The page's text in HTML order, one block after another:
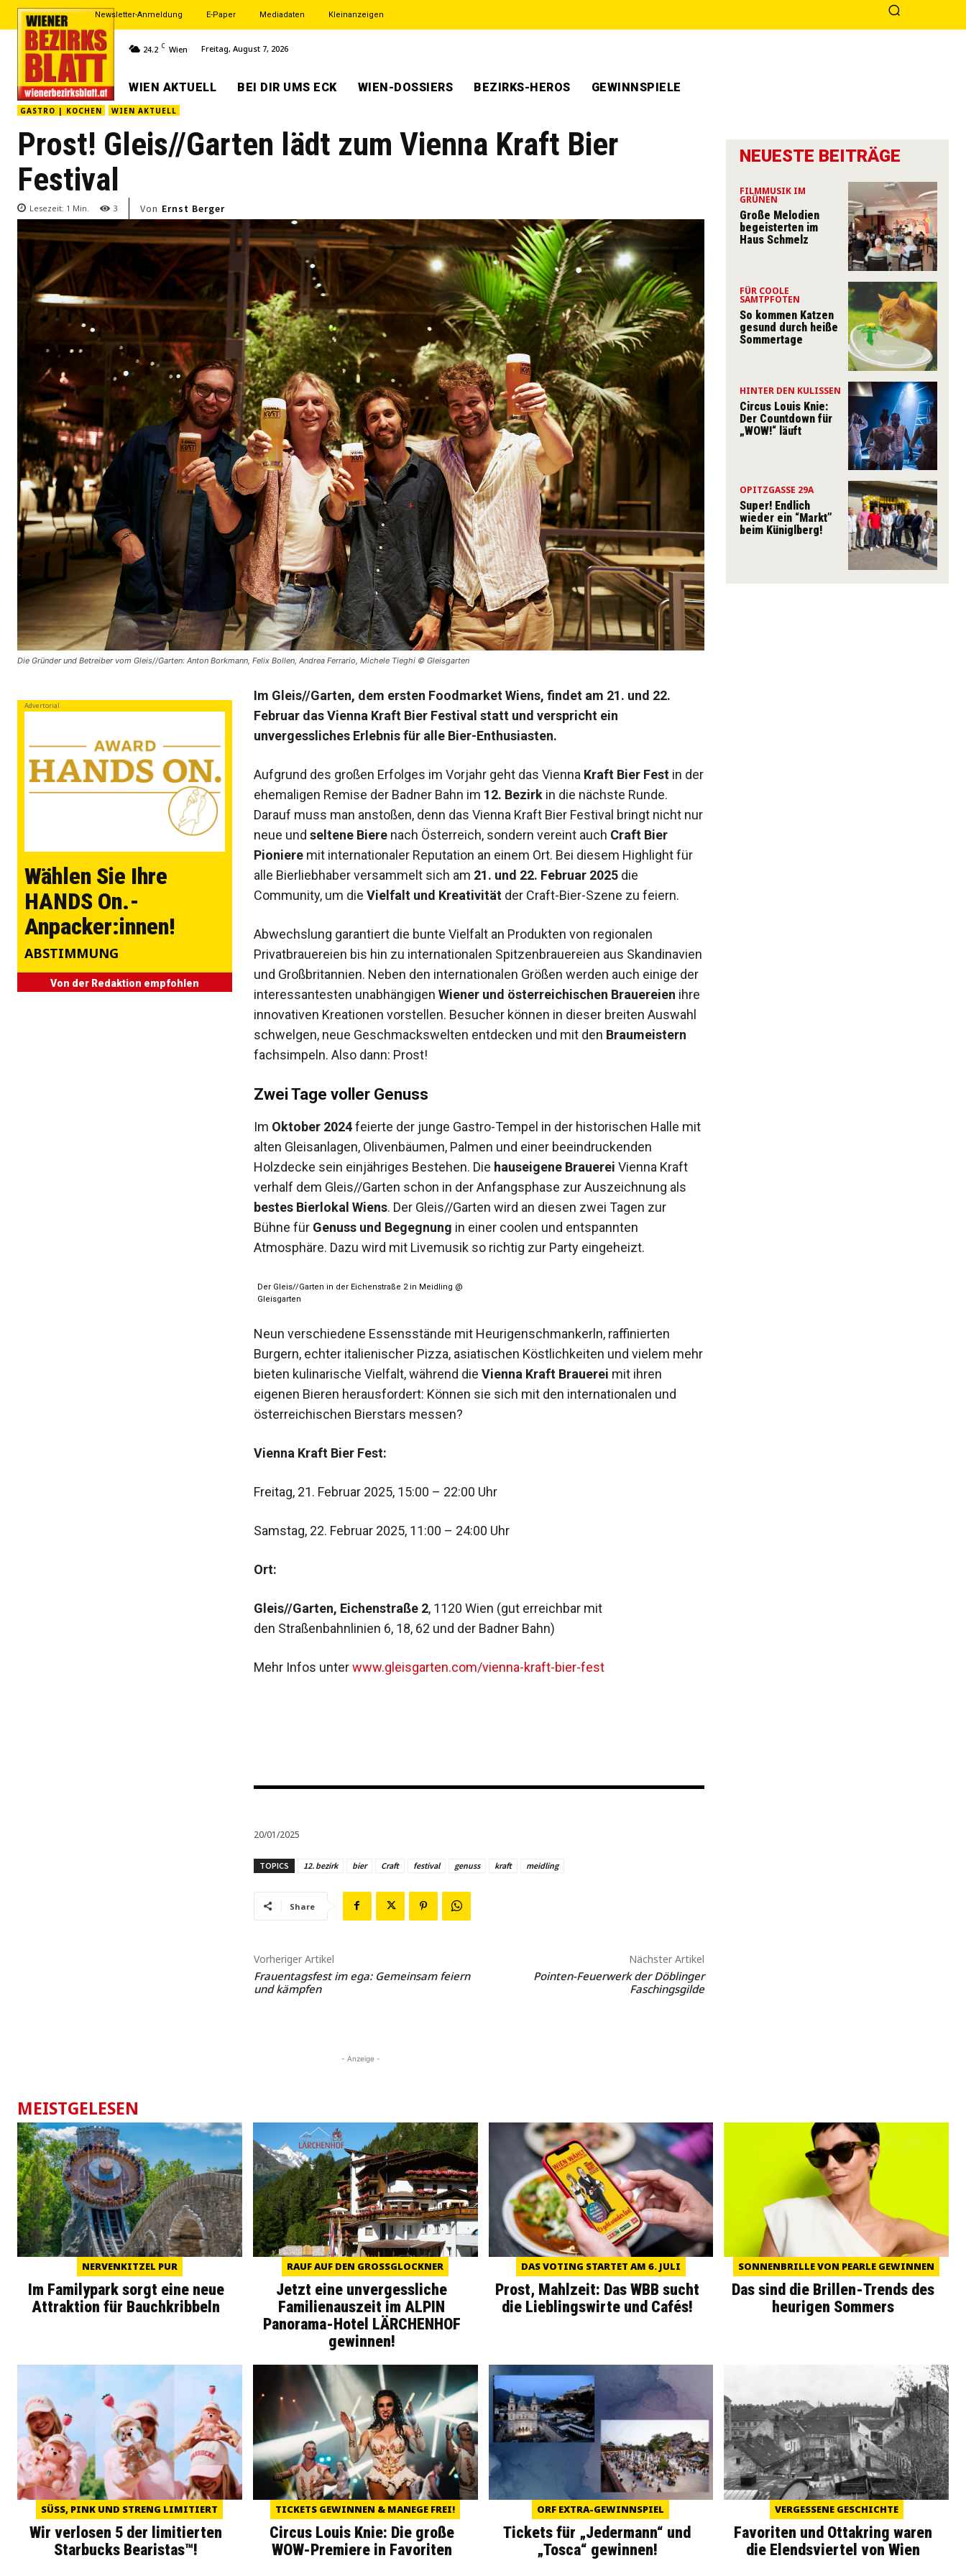
Newsletter-Anmeldung E-Paper Mediadaten Kleinanzeigen
24.2 C Wien Freitag, August 7, 2026
WIEN AKTUELL BEI DIR UMS ECK WIEN-DOSSIERS BEZIRKS-HEROS GEWINNSPIELE
GASTRO | KOCHEN WIEN AKTUELL
Prost! Gleis//Garten lädt zum Vienna Kraft Bier
Festival
Lesezeit: 1 Min. 3 Von Ernst Berger
Die Gründer und Betreiber vom Gleis//Garten: Anton Borkmann, Felix Bollen, Andrea Ferrario, Michele Tieghi © Gleisgarten
Advertorial
Wählen Sie Ihre
HANDS On.-
Anpacker:innen!
ABSTIMMUNG
Von der Redaktion empfohlen
Im Gleis//Garten, dem ersten Foodmarket Wiens, findet am 21. und 22.
Februar das Vienna Kraft Bier Festival statt und verspricht ein
unvergessliches Erlebnis für alle Bier-Enthusiasten.
Aufgrund des großen Erfolges im Vorjahr geht das Vienna Kraft Bier Festin der
ehemaligen Remise der Badner Bahn im 12. Bezirkin die nächste Runde.
Darauf muss man anstoßen, denn das Vienna Kraft Bier Festival bringt nicht nur
neue und seltene Bierenach Österreich, sondern vereint auch Craft Bier
Pionieremit internationaler Reputation an einem Ort. Bei diesem Highlight für
alle Bierliebhaber versammelt sich am 21. und 22. Februar 2025die
Community, um die Vielfalt und Kreativitätder Craft-Bier-Szene zu feiern.
Abwechslung garantiert die bunte Vielfalt an Produkten von regionalen
Privatbrauereien bis hin zu internationalen Spitzenbrauereien aus Skandinavien
und Großbritannien. Neben den internationalen Größen werden auch einige der
interessantesten unabhängigen Wiener und österreichischen Brauereien ihre
innovativen Kreationen vorstellen. Besucher können in dieser breiten Auswahl
schwelgen, neue Geschmackswelten entdecken und mit den Braumeistern
fachsimpeln. Also dann: Prost!
Zwei Tage voller Genuss
Im Oktober 2024feierte der junge Gastro-Tempel in der historischen Halle mit
alten Gleisanlagen, Olivenbäumen, Palmen und einer beeindruckenden
Holzdecke sein einjähriges Bestehen. Die hauseigene Brauerei Vienna Kraft
verhalf dem Gleis//Garten schon in der Anfangsphase zur Auszeichnung als
bestes Bierlokal Wiens. Der Gleis//Garten wird an diesen zwei Tagen zur
Bühne für Genuss und Begegnung in einer coolen und entspannten
Atmosphäre. Dazu wird mit Livemusik so richtig zur Party eingeheizt.
Der Gleis//Garten in der Eichenstraße 2 in Meidling @
Gleisgarten
Neun verschiedene Essensstände mit Heurigenschmankerln, raffinierten
Burgern, echter italienischer Pizza, asiatischen Köstlichkeiten und vielem mehr
bieten kulinarische Vielfalt, während die Vienna Kraft Brauerei mit ihren
eigenen Bieren herausfordert: Können sie sich mit den internationalen und
österreichischen Bierstars messen?
Vienna Kraft Bier Fest:
‍Freitag, 21. Februar 2025, 15:00 – 22:00 Uhr
Samstag, 22. Februar 2025, 11:00 – 24:00 Uhr
Ort:
Gleis//Garten, Eichenstraße 2, 1120 Wien (gut erreichbar mit
den Straßenbahnlinien 6, 18, 62 und der Badner Bahn)
Mehr Infos unterwww.gleisgarten.com/vienna-kraft-bier-fest
20/01/2025
TOPICS 12. bezirk bier Craft festival genuss kraft meidling
Share
Vorheriger Artikel
Frauentagsfest im ega: Gemeinsam feiern
und kämpfen
Nächster Artikel
Pointen-Feuerwerk der Döblinger
Faschingsgilde
- Anzeige -
NEUESTE BEITRÄGE
FILMMUSIK IM
GRÜNEN
Große Melodien
begeisterten im
Haus Schmelz
FÜR COOLE
SAMTPFOTEN
So kommen Katzen
gesund durch heiße
Sommertage
HINTER DEN KULISSEN
Circus Louis Knie:
Der Countdown für
„WOW!“ läuft
OPITZGASSE 29A
Super! Endlich
wieder ein “Markt”
beim Küniglberg!
MEISTGELESEN
NERVENKITZEL PUR
Im Familypark sorgt eine neue
Attraktion für Bauchkribbeln
RAUF AUF DEN GROSSGLOCKNER
Jetzt eine unvergessliche
Familienauszeit im ALPIN
Panorama-Hotel LÄRCHENHOF
gewinnen!
DAS VOTING STARTET AM 6. JULI
Prost, Mahlzeit: Das WBB sucht
die Lieblingswirte und Cafés!
SONNENBRILLE VON PEARLE GEWINNEN
Das sind die Brillen-Trends des
heurigen Sommers
SÜSS, PINK UND STRENG LIMITIERT
Wir verlosen 5 der limitierten
Starbucks Bearistas™!
TICKETS GEWINNEN & MANEGE FREI!
Circus Louis Knie: Die große
WOW-Premiere in Favoriten
ORF EXTRA-GEWINNSPIEL
Tickets für „Jedermann“ und
„Tosca“ gewinnen!
VERGESSENE GESCHICHTE
Favoriten und Ottakring waren
die Elendsviertel von Wien